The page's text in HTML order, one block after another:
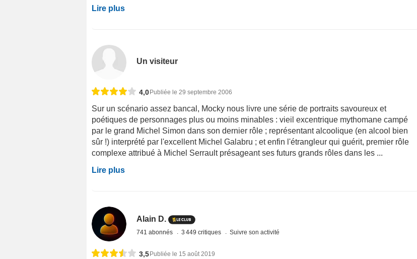
Lire plus
Un visiteur
4,0 Publiée le 29 septembre 2006
Sur un scénario assez bancal, Mocky nous livre une série de portraits savoureux et
poétiques de personnages plus ou moins minables : vieil excentrique mythomane campé
par le grand Michel Simon dans son dernier rôle ; représentant alcoolique (en alcool bien
sûr !) interprété par l'excellent Michel Galabru ; et enfin l'étrangleur qui guérit, premier rôle
complexe attribué à Michel Serrault présageant ses futurs grands rôles dans les ...
Lire plus
Alain D.
741 abonnés 3 449 critiques Suivre son activité
3,5 Publiée le 15 août 2019